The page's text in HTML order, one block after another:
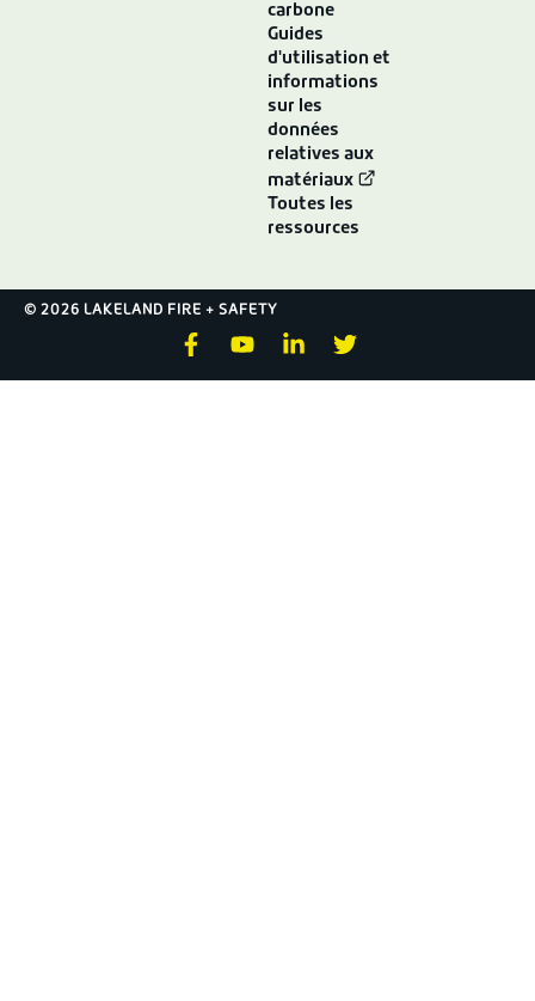
carbone
Guides
d'utilisation et
informations
sur les
données
relatives aux
matériaux
Toutes les
ressources
© 2026 LAKELAND FIRE + SAFETY
F
a
c
Y
o
u
i
n
T
w
i